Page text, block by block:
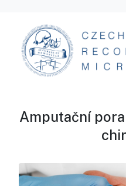
Amputační